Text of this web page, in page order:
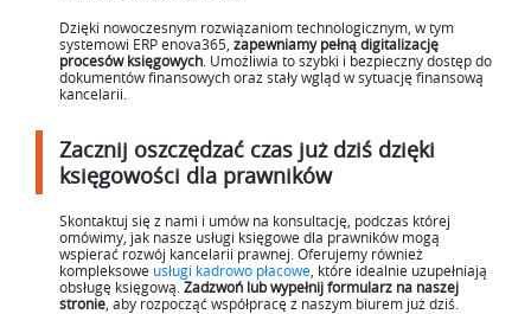
Dzięki nowoczesnym rozwiązaniom technologicznym, w tym
systemowi ERP enova365, zapewniamy pełną digitalizację
procesów księgowych . Umożliwia to szybki i bezpieczny dostęp do
dokumentów finansowych oraz stały wgląd w sytuację finansową
kancelarii.
Zacznij oszczędzać czas już dziś dzięki
księgowości dla prawników
Skontaktuj się z nami i umów na konsultację, podczas której
omówimy, jak nasze usługi księgowe dla prawników mogą
wspierać rozwój kancelarii prawnej. Oferujemy również
kompleksowe usługi kadrowo płacowe , które idealnie uzupełniają
obsługę księgową. Zadzwoń lub wypełnij formularz na naszej
stronie , aby rozpocząć współpracę z naszym biurem już dziś.